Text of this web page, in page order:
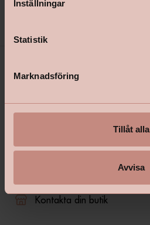
Inställningar
Statistik
Marknadsföring
Tillåt alla
Avvisa
Pris 249 kr
Kontakta din butik